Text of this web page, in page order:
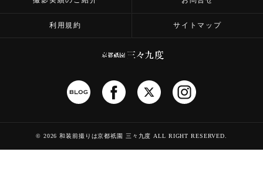
利用規約 サイトマップ
© 2026 和装前撮りは京都祇園 三々九度 ALL RIGHT RESERVED.